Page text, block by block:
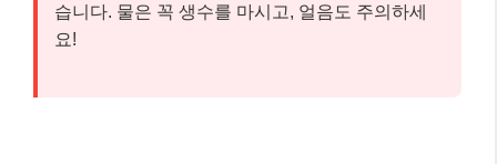
습니다. 물은 꼭 생수를 마시고, 얼음도 주의하세
요!